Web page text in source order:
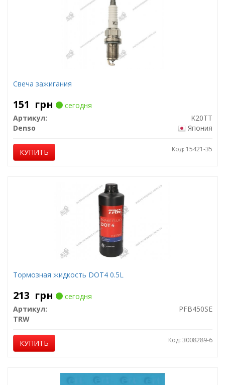
Свеча зажигания
151 грн
сегодня
Артикул:
K20TT
Denso
Япония
КУПИТЬ Код: 15421-35
Тормозная жидкость DOT4 0.5L
213 грн
сегодня
Артикул:
PFB450SE
TRW
КУПИТЬ Код: 3008289-6